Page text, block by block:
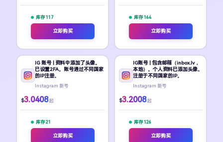
库存 117
立即购买
库存 164
立即购买
IG 账号 | 资料中添加了头像。
已设置2FA。账号通过不同国家
的IP注册。
Instagram 新号
$3.0408 起
库存 21
立即购买
IG账号 | 包含邮箱（inbox.lv，
本地）。个人资料已添加头像。
注册于不同国家的IP。
Instagram 新号
$3.2008 起
库存 126
立即购买